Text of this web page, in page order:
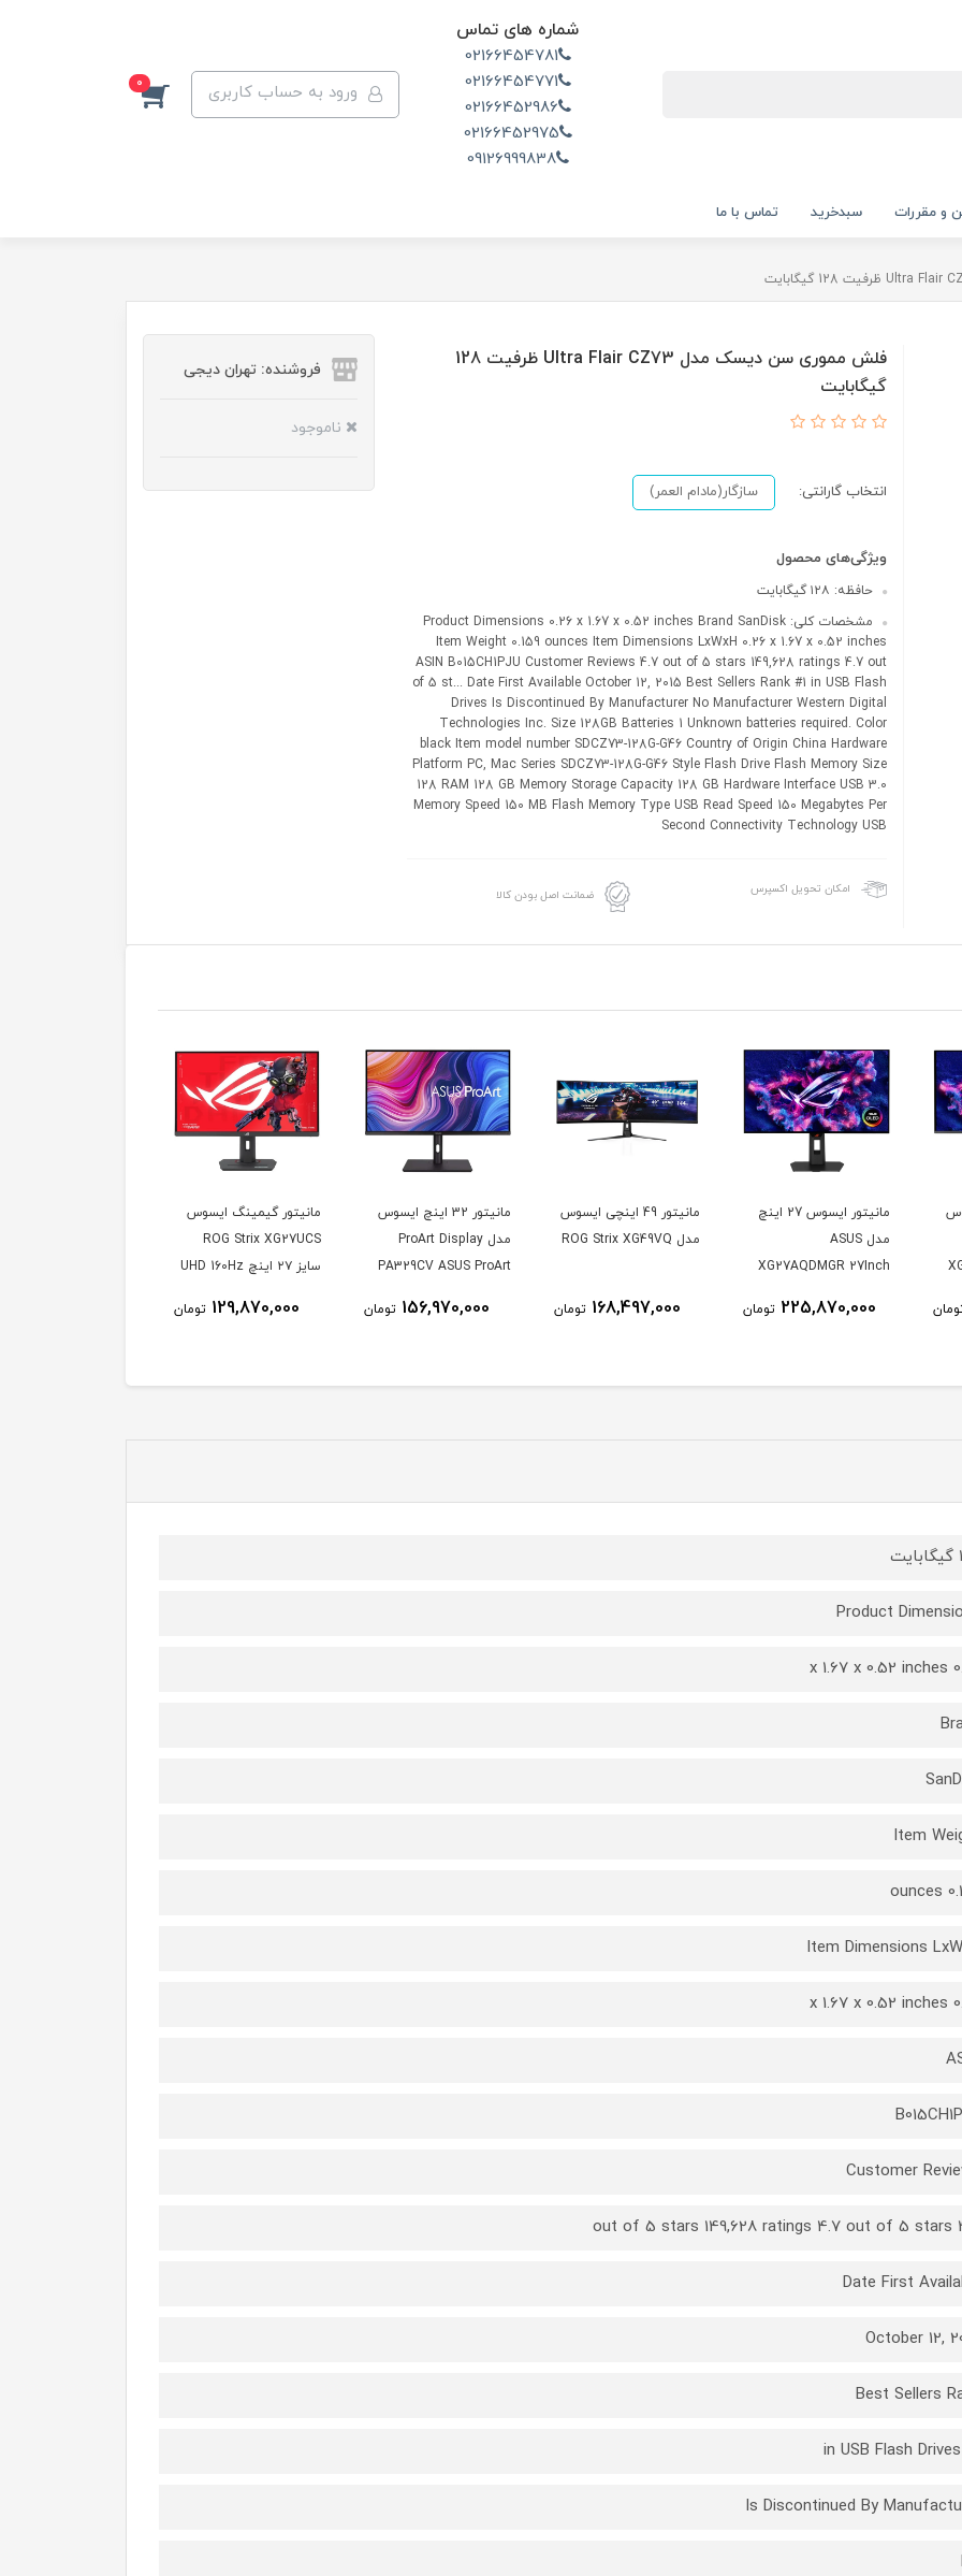
شماره های تماس
02166454781
02166454771
02166452986
02166452975
09126999838
ورود به حساب کاربری 0
و مقررات سبدخرید تماس با ما
فلش مموری سن دیسک مدل Ultra Flair CZ73 ظرفیت 128
گیگابایت
انتخاب گارانتی: سازگار(مادام العمر)
ویژگی‌های محصول
حافظه: ۱۲۸ گیگابایت
مشخصات کلی: Product Dimensions 0.26 x 1.67 x 0.52 inches Brand SanDisk
Item Weight 0.159 ounces Item Dimensions LxWxH 0.26 x 1.67 x 0.52 inches
ASIN B015CH1PJU Customer Reviews 4.7 out of 5 stars 149,628 ratings 4.7 out
of 5 st... Date First Available October 12, 2015 Best Sellers Rank #1 in USB Flash
Drives Is Discontinued By Manufacturer No Manufacturer Western Digital
Technologies Inc. Size 128GB Batteries 1 Unknown batteries required. Color
black Item model number SDCZ73-128G-G46 Country of Origin China Hardware
Platform PC, Mac Series SDCZ73-128G-G46 Style Flash Drive Flash Memory Size
128 RAM 128 GB Memory Storage Capacity 128 GB Hardware Interface USB 3.0
Memory Speed 150 MB Flash Memory Type USB Read Speed 150 Megabytes Per
Second Connectivity Technology USB
امکان تحویل اکسپرس ضمانت اصل بودن کالا
فروشنده: تهران دیجی
ناموجود
مانیتور ایسوس 27 اینچ
مدل ASUS
XG27AQDMGR 27Inch
240Hz 0.03ms 250Nits
225,870,000 تومان
مانیتور 49 اینچی ایسوس
مدل ROG Strix XG49VQ
168,497,000 تومان
مانیتور 32 اینچ ایسوس
مدل ProArt Display
PA329CV ASUS ProArt
Inch IPS 4K UHD
156,970,000 تومان
مانیتور گیمینگ ایسوس
ROG Strix XG27UCS
سایز ۲۷ اینچ UHD 160Hz
129,870,000 تومان
Product
0.26
Item
Item Dimensions
0.26
Customer
4.7
Date First
October 12,
Best Sellers
Is Discontinued By